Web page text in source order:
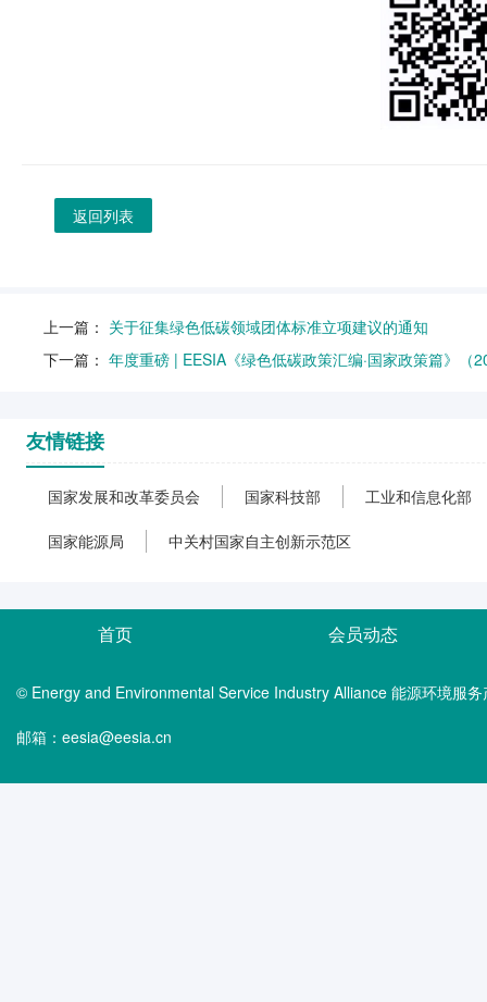
返回列表
上一篇： 关于征集绿色低碳领域团体标准立项建议的通知
下一篇： 年度重磅 | EESIA《绿色低碳政策汇编·国家政策篇》（
友情链接
国家发展和改革委员会 国家科技部 工业和信息化部
国家能源局 中关村国家自主创新示范区
首页 会员动态
© Energy and Environmental Service Industry Alliance 能源环境服
邮箱：eesia@eesia.cn